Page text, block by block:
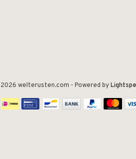
welterusten.com - Powered by